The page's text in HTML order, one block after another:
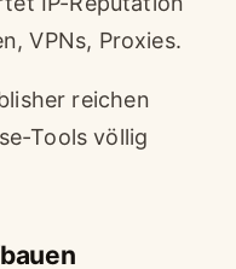
VPNs, Proxies.
reichen
Tools völlig